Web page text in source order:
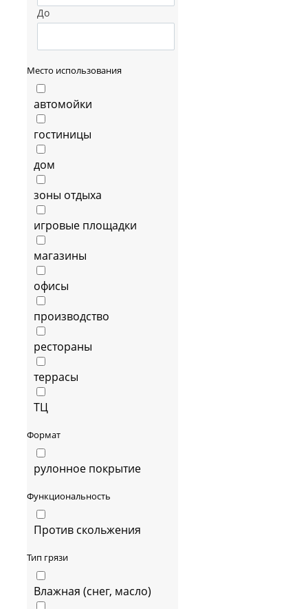
До
Место использования
автомойки
гостиницы
дом
зоны отдыха
игровые площадки
магазины
офисы
производство
рестораны
террасы
ТЦ
Формат
рулонное покрытие
Функциональность
Против скольжения
Тип грязи
Влажная (снег, масло)